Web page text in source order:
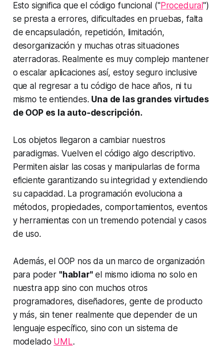
Esto significa que el código funcional ("Procedural")
se presta a errores, dificultades en pruebas, falta
de encapsulación, repetición, limitación,
desorganización y muchas otras situaciones
aterradoras. Realmente es muy complejo mantener
o escalar aplicaciones así, estoy seguro inclusive
que al regresar a tu código de hace años, ni tu
mismo te entiendes. Una de las grandes virtudes
de OOP es la auto-descripción.
Los objetos llegaron a cambiar nuestros
paradigmas. Vuelven el código algo descriptivo.
Permiten aislar las cosas y manipularlas de forma
eficiente garantizando su integridad y extendiendo
su capacidad. La programación evoluciona a
métodos, propiedades, comportamientos, eventos
y herramientas con un tremendo potencial y casos
de uso.
Además, el OOP nos da un marco de organización
para poder "hablar" el mismo idioma no solo en
nuestra app sino con muchos otros
programadores, diseñadores, gente de producto
y más, sin tener realmente que depender de un
lenguaje específico, sino con un sistema de
modelado UML.